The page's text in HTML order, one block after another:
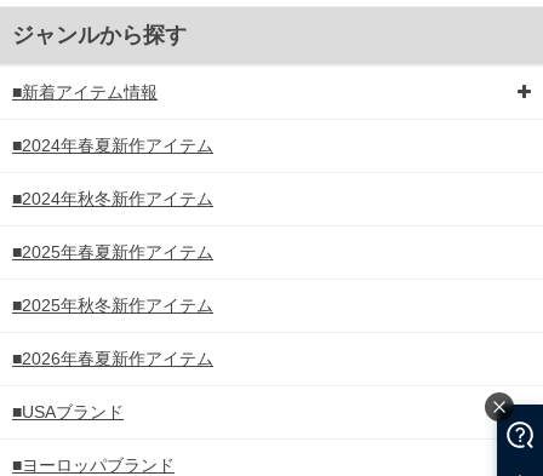
ジャンルから探す
■新着アイテム情報
■2024年春夏新作アイテム
■2024年秋冬新作アイテム
■2025年春夏新作アイテム
■2025年秋冬新作アイテム
■2026年春夏新作アイテム
■USAブランド
■ヨーロッパブランド